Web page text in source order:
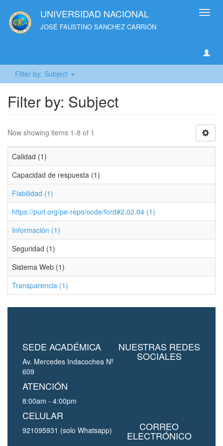
UNIVERSIDAD NACIONAL
JOSÉ FAUSTINO SANCHEZ CARRIÓN
Filter by: Subject
Filter by: Subject
Now showing items 1-8 of 1
Calidad (1)
Capacidad de respuesta (1)
Fiabilidad (1)
https://purl.org/pe-repo/ocde/ford#2.02.04 (1)
Información (1)
Seguridad (1)
Sistema Web (1)
Transparencia (1)
SEDE ACADÉMICA
Av. Mercedes Indacochea Nº
609
ATENCIÓN
8:00am - 4:00pm
CELULAR
921095931 (solo Whatsapp)
NUESTRAS REDES
SOCIALES
CORREO
ELECTRÓNICO